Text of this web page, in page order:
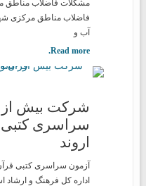
مشکلات فاضلاب مناطق
فاضلاب مناطق مرکزی شهر
آب و
Read more.
سراسری کتبی
اروند
آزمون سراسری کتبی
اداره کل فرهنگ و ارشاد